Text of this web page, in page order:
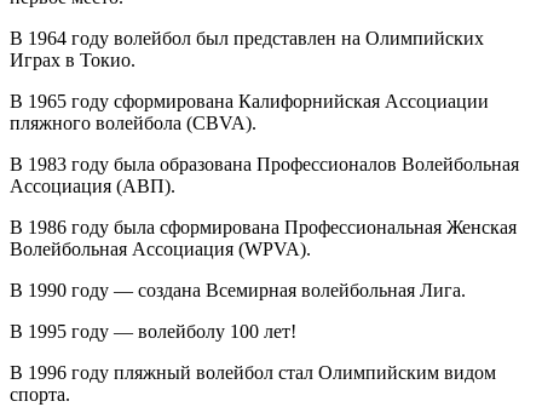
В 1964 году волейбол был представлен на Олимпийских
Играх в Токио.
В 1965 году сформирована Калифорнийская Ассоциации
пляжного волейбола (CBVA).
В 1983 году была образована Профессионалов Волейбольная
Ассоциация (АВП).
В 1986 году была сформирована Профессиональная Женская
Волейбольная Ассоциация (WPVA).
В 1990 году — создана Всемирная волейбольная Лига.
В 1995 году — волейболу 100 лет!
В 1996 году пляжный волейбол стал Олимпийским видом
спорта.